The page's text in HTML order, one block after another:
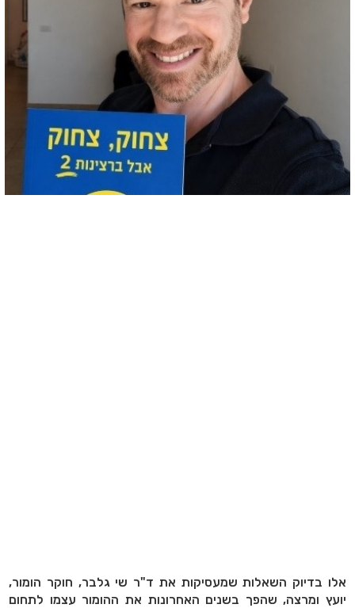
אלו בדיוק השאלות שמעסיקות את ד"ר שי גלבר, חוקר הומור,
יועץ ומרצה, שהפך בשנים האחרונות את ההומור עצמו לתחום